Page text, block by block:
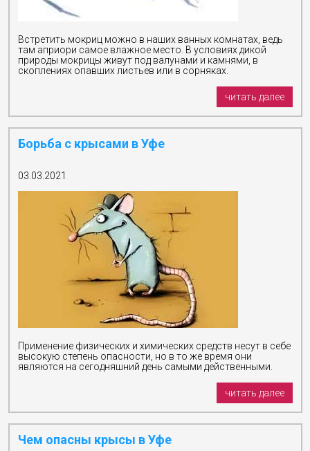
Встретить мокриц можно в наших ванных комнатах, ведь
там априори самое влажное место. В условиях дикой
природы мокрицы живут под валунами и камнями, в
скоплениях опавших листьев или в сорняках.
читать далее
Борьба с крысами в Уфе
03.03.2021
Применение физических и химических средств несут в себе
высокую степень опасности, но в то же время они
являются на сегодняшний день самыми действенными.
читать далее
Чем опасны крысы в Уфе